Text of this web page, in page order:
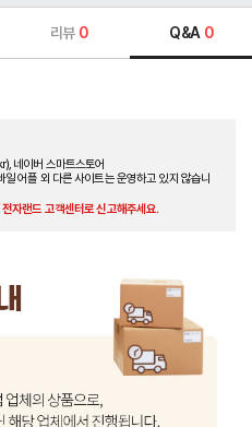
리뷰 0 Q&A 0
네이버 스마트스토어
어플 외 다른 사이트는 운영하고 있지 않습니
전자랜드 고객센터로 신고해주세요.